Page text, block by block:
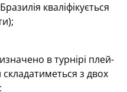
кваліфікується
в турнірі плей-
з двох